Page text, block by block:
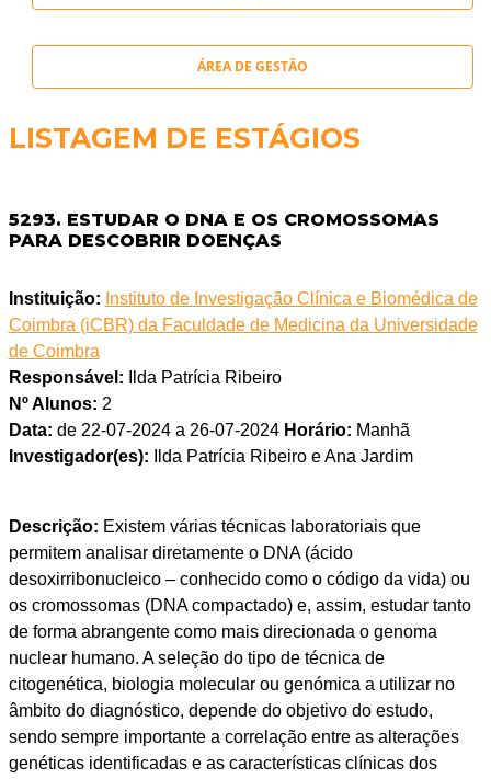
ÁREA DE GESTÃO
LISTAGEM DE ESTÁGIOS
5293. ESTUDAR O DNA E OS CROMOSSOMAS
PARA DESCOBRIR DOENÇAS
Instituição: Instituto de Investigação Clínica e Biomédica de
Coimbra (iCBR) da Faculdade de Medicina da Universidade
de Coimbra
Responsável: Ilda Patrícia Ribeiro
Nº Alunos: 2
Data: de 22-07-2024 a 26-07-2024 Horário: Manhã
Investigador(es): Ilda Patrícia Ribeiro e Ana Jardim
Descrição: Existem várias técnicas laboratoriais que
permitem analisar diretamente o DNA (ácido
desoxirribonucleico – conhecido como o código da vida) ou
os cromossomas (DNA compactado) e, assim, estudar tanto
de forma abrangente como mais direcionada o genoma
nuclear humano. A seleção do tipo de técnica de
citogenética, biologia molecular ou genómica a utilizar no
âmbito do diagnóstico, depende do objetivo do estudo,
sendo sempre importante a correlação entre as alterações
genéticas identificadas e as características clínicas dos